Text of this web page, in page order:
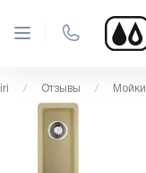
Отзывы Мойки